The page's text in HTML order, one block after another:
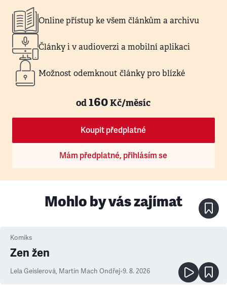
Online přístup ke všem článkům a archivu
Články i v audioverzi a mobilní aplikaci
Možnost odemknout články pro blízké
od160Kč/měsíc
Koupit předplatné
Mám předplatné, přihlásím se
Mohlo by vás zajímat
Komiks
Zen žen
Lela Geislerová, Martin Mach Ondřej•9. 8. 2026